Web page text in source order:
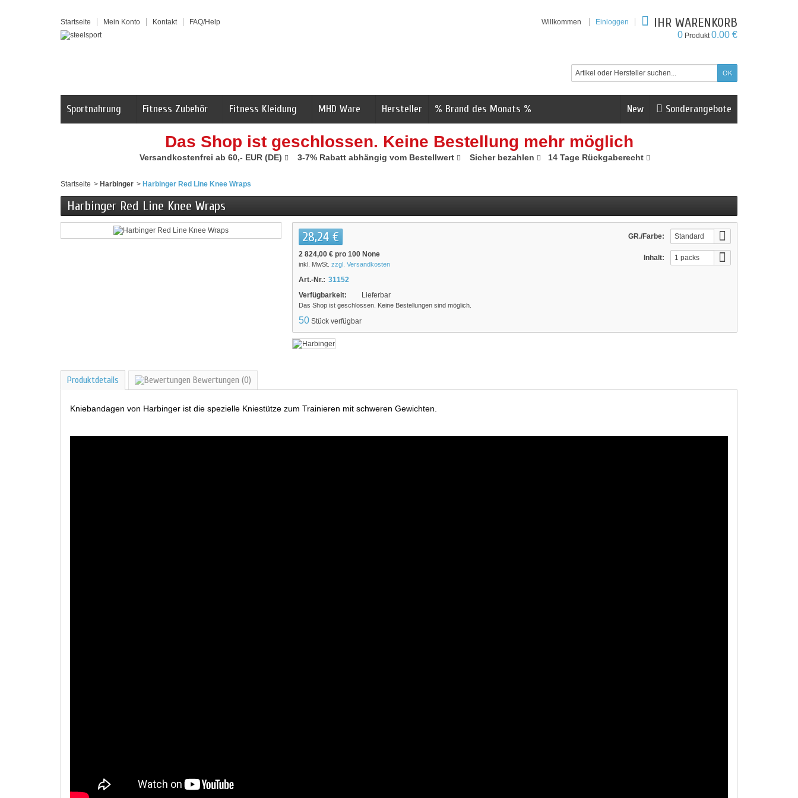
Startseite Mein Konto Kontakt FAQ/Help Willkommen Einloggen IHR WARENKORB
0 Produkt0.00 €
Sonderangebote
New
Sportnahrung Fitness Zubehör Fitness Kleidung MHD Ware Hersteller % Brand des Monats %
Das Shop ist geschlossen. Keine Bestellung mehr möglich
Versandkostenfrei ab 60,- EUR (DE) 3-7% Rabatt abhängig vom Bestellwert Sicher bezahlen 14 Tage Rückgaberecht
Startseite > Harbinger > Harbinger Red Line Knee Wraps
Harbinger Red Line Knee Wraps
GR./Farbe:
Standard
(46300)
Inhalt:
1 packs
28,24 €
2 824,00 € pro 100 None
inkl. MwSt. zzgl. Versandkosten
Art.-Nr.: 31152
Verfügbarkeit:
Lieferbar
Das Shop ist geschlossen. Keine Bestellungen sind möglich.
50 Stück verfügbar
Produktdetails Bewertungen (0)
Kniebandagen von Harbinger ist die spezielle Kniestütze zum Trainieren mit schweren Gewichten.